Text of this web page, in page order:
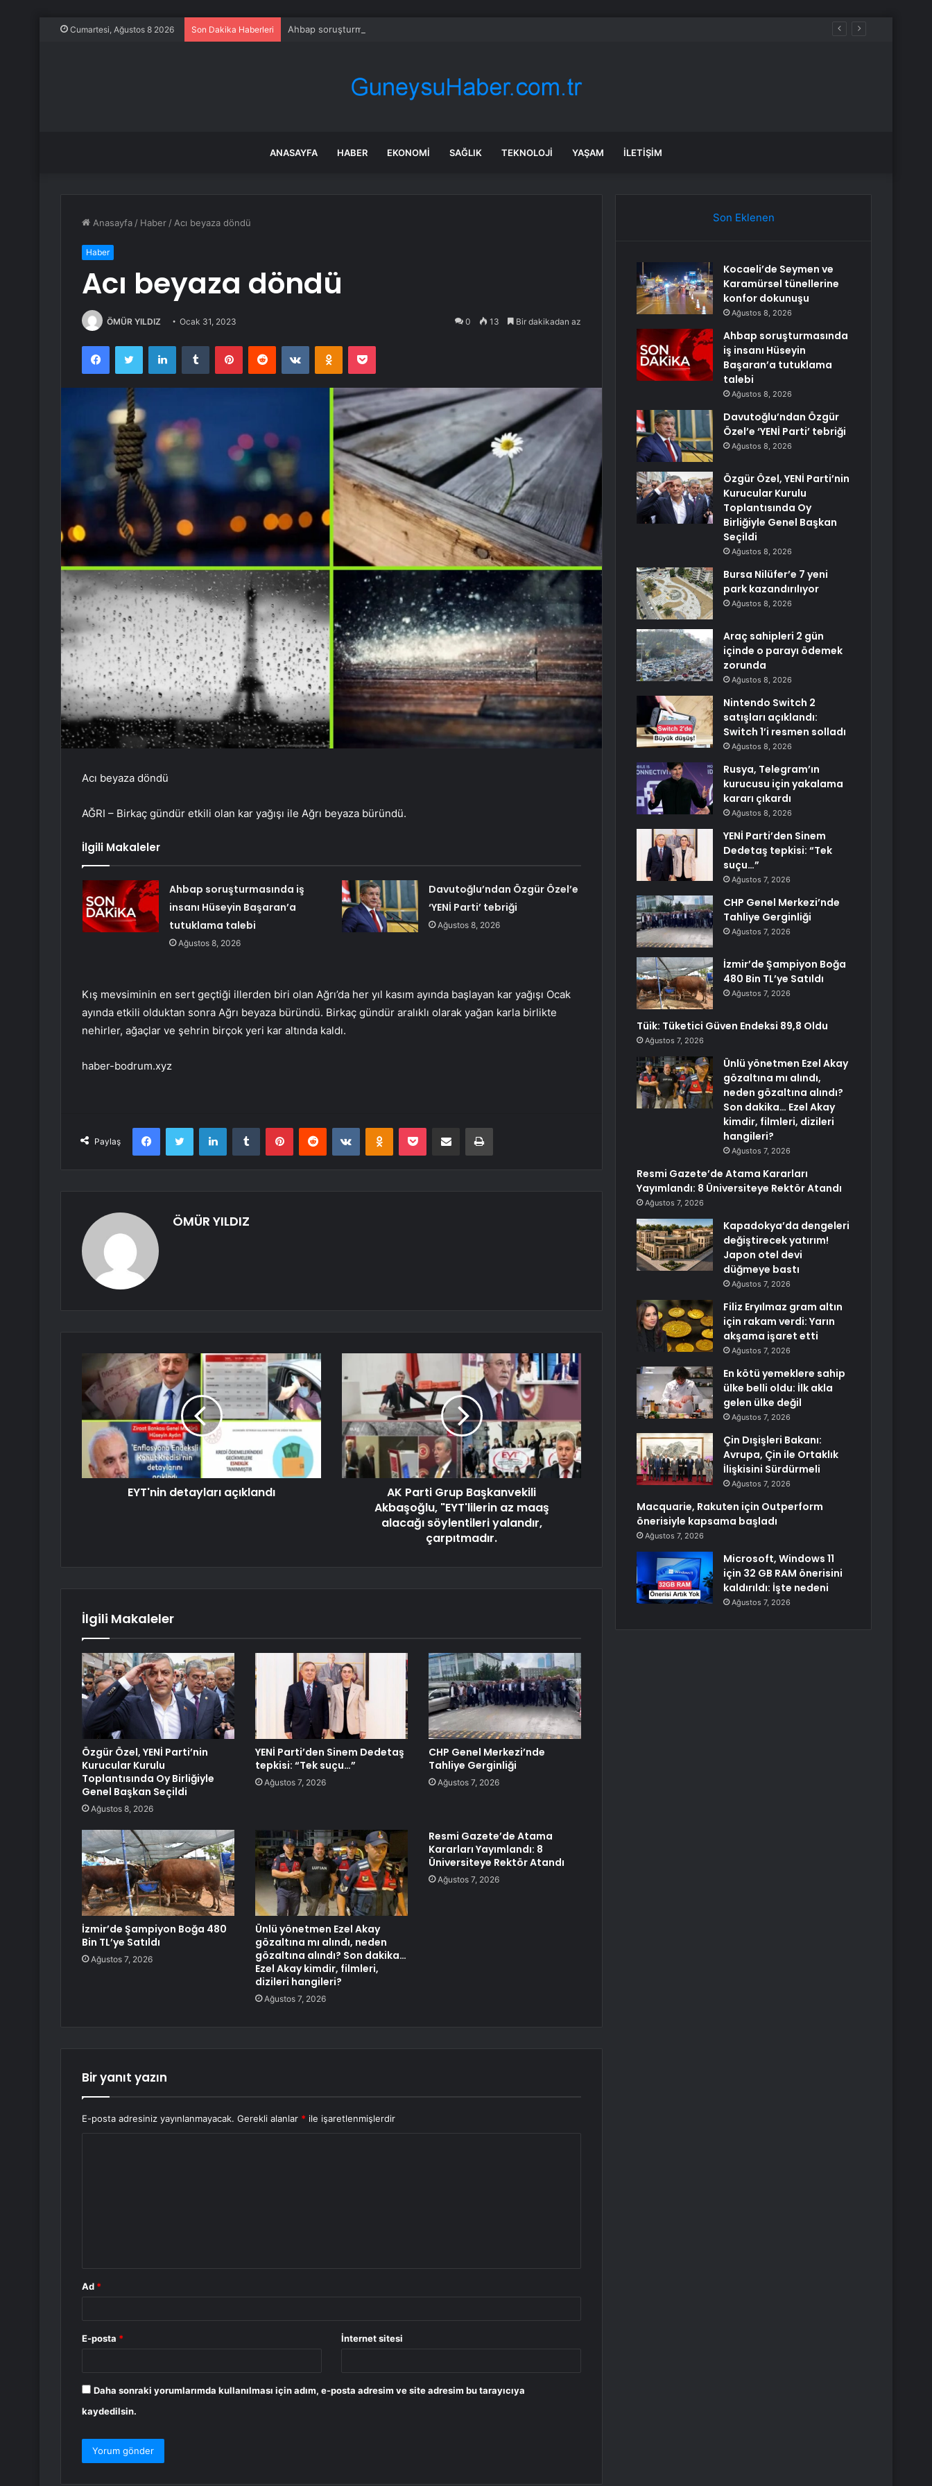
Cumartesi, Ağustos 8 2026 Son Dakika Haberleri Ahbap soruşturmasında iş insanı Hüseyin Başaran’a tutuklama talebi
ANASAYFA HABER EKONOMI SAĞLIK TEKNOLOJI YAŞAM İLETIŞIM
Anasayfa / Haber / Acı beyaza döndü
Haber
Acı beyaza döndü
ÖMÜR YILDIZ Ocak 31, 2023 0 13 Bir dakikadan az
FacebookTwitter LinkedInTumblr PinterestReddit VKontakteOdnoklassniki
Pocket
Acı beyaza döndü
AĞRI – Birkaç gündür etkili olan kar yağışı ile Ağrı beyaza büründü.
İlgili Makaleler
Ahbap soruşturmasında iş
insanı Hüseyin Başaran’a
tutuklama talebi
Ağustos 8, 2026
Davutoğlu’ndan Özgür Özel’e
‘YENİ Parti’ tebriği
Ağustos 8, 2026
Kış mevsiminin en sert geçtiği illerden biri olan Ağrı’da her yıl kasım ayında başlayan kar yağışı Ocak
ayında etkili olduktan sonra Ağrı beyaza büründü. Birkaç gündür aralıklı olarak yağan karla birlikte
nehirler, ağaçlar ve şehrin birçok yeri kar altında kaldı.
haber-bodrum.xyz
Paylaş
FacebookTwitter LinkedInTumblr PinterestReddit VKontakteOdnoklassniki
Pocket E-Posta ile paylaş Yazdır
ÖMÜR YILDIZ
EYT'nin detayları açıklandı
AK Parti Grup Başkanvekili
Akbaşoğlu, "EYT'lilerin az maaş
alacağı söylentileri yalandır,
çarpıtmadır.
İlgili Makaleler
Özgür Özel, YENİ Parti’nin
Kurucular Kurulu
Toplantısında Oy Birliğiyle
Genel Başkan Seçildi
Ağustos 8, 2026
YENİ Parti’den Sinem Dedetaş
tepkisi: “Tek suçu…”
Ağustos 7, 2026
CHP Genel Merkezi’nde
Tahliye Gerginliği
Ağustos 7, 2026
İzmir’de Şampiyon Boğa 480
Bin TL’ye Satıldı
Ağustos 7, 2026
Ünlü yönetmen Ezel Akay
gözaltına mı alındı, neden
gözaltına alındı? Son dakika…
Ezel Akay kimdir, filmleri,
dizileri hangileri?
Ağustos 7, 2026
Resmi Gazete’de Atama
Kararları Yayımlandı: 8
Üniversiteye Rektör Atandı
Ağustos 7, 2026
Bir yanıt yazın
E-posta adresiniz yayınlanmayacak. Gerekli alanlar * ile işaretlenmişlerdir
Ad *
E-posta * İnternet sitesi
Daha sonraki yorumlarımda kullanılması için adım, e-posta adresim ve site adresim bu tarayıcıya
kaydedilsin.
Son Eklenen
Kocaeli’de Seymen ve
Karamürsel tünellerine
konfor dokunuşu
Ağustos 8, 2026
Ahbap soruşturmasında
iş insanı Hüseyin
Başaran’a tutuklama
talebi
Ağustos 8, 2026
Davutoğlu’ndan Özgür
Özel’e ‘YENİ Parti’ tebriği
Ağustos 8, 2026
Özgür Özel, YENİ Parti’nin
Kurucular Kurulu
Toplantısında Oy
Birliğiyle Genel Başkan
Seçildi
Ağustos 8, 2026
Bursa Nilüfer’e 7 yeni
park kazandırılıyor
Ağustos 8, 2026
Araç sahipleri 2 gün
içinde o parayı ödemek
zorunda
Ağustos 8, 2026
Nintendo Switch 2
satışları açıklandı:
Switch 1’i resmen solladı
Ağustos 8, 2026
Rusya, Telegram’ın
kurucusu için yakalama
kararı çıkardı
Ağustos 8, 2026
YENİ Parti’den Sinem
Dedetaş tepkisi: “Tek
suçu…”
Ağustos 7, 2026
CHP Genel Merkezi’nde
Tahliye Gerginliği
Ağustos 7, 2026
İzmir’de Şampiyon Boğa
480 Bin TL’ye Satıldı
Ağustos 7, 2026
Tüik: Tüketici Güven Endeksi 89,8 Oldu
Ağustos 7, 2026
Ünlü yönetmen Ezel Akay
gözaltına mı alındı,
neden gözaltına alındı?
Son dakika… Ezel Akay
kimdir, filmleri, dizileri
hangileri?
Ağustos 7, 2026
Resmi Gazete’de Atama Kararları
Yayımlandı: 8 Üniversiteye Rektör Atandı
Ağustos 7, 2026
Kapadokya’da dengeleri
değiştirecek yatırım!
Japon otel devi
düğmeye bastı
Ağustos 7, 2026
Filiz Eryılmaz gram altın
için rakam verdi: Yarın
akşama işaret etti
Ağustos 7, 2026
En kötü yemeklere sahip
ülke belli oldu: İlk akla
gelen ülke değil
Ağustos 7, 2026
Çin Dışişleri Bakanı:
Avrupa, Çin ile Ortaklık
İlişkisini Sürdürmeli
Ağustos 7, 2026
Macquarie, Rakuten için Outperform
önerisiyle kapsama başladı
Ağustos 7, 2026
Microsoft, Windows 11
için 32 GB RAM önerisini
kaldırıldı: İşte nedeni
Ağustos 7, 2026